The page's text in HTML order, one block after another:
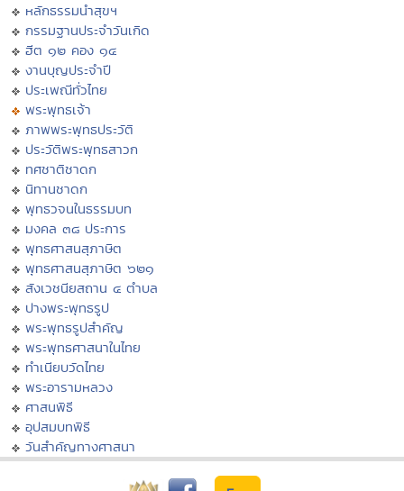
หลักธรรมนำสุขฯ
กรรมฐานประจำวันเกิด
ฮีต ๑๒ คอง ๑๔
งานบุญประจำปี
ประเพณีทั่วไทย
พระพุทธเจ้า
ภาพพระพุทธประวัติ
ประวัติพระพุทธสาวก
ทศชาติชาดก
นิทานชาดก
พุทธวจนในธรรมบท
มงคล ๓๘ ประการ
พุทธศาสนสุภาษิต
พุทธศาสนสุภาษิต ๖๒๑
สังเวชนียสถาน ๔ ตำบล
ปางพระพุทธรูป
พระพุทธรูปสำคัญ
พระพุทธศาสนาในไทย
ทำเนียบวัดไทย
พระอารามหลวง
ศาสนพิธี
อุปสมบทพิธี
วันสำคัญทางศาสนา